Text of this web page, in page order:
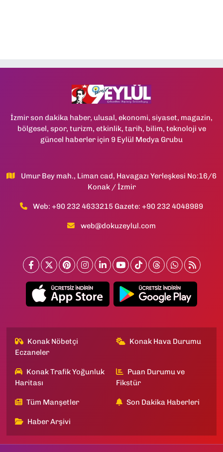
İzmir son dakika haber, ulusal, ekonomi, siyaset, magazin,
bölgesel, spor, turizm, etkinlik, tarih, bilim, teknoloji ve
güncel haberler için 9 Eylül Medya Grubu
Umur Bey mah., Liman cad, Havagazı Yerleşkesi No:16/6
Konak / İzmir
Web: +90 232 4633215 Gazete: +90 232 4048989
web@dokuzeylul.com
Konak Nöbetçi
Eczaneler
Konak Hava Durumu
Konak Trafik Yoğunluk
Haritası
Puan Durumu ve
Fikstür
Tüm Manşetler Son Dakika Haberleri
Haber Arşivi